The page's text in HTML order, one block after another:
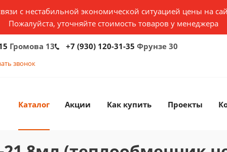
с нестабильной экономической ситуацией цены на
Пожалуйста, уточняйте стоимость товаров у менеджера
Громова 13 +7 (930) 120-31-35 Фрунзе 30
звонок
Каталог Акции Как купить Проекты